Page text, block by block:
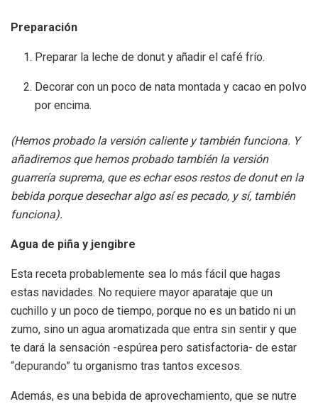
Preparación
Preparar la leche de donut y añadir el café frío.
Decorar con un poco de nata montada y cacao en polvo
por encima.
(Hemos probado la versión caliente y también funciona. Y
añadiremos que hemos probado también la versión
guarrería suprema, que es echar esos restos de donut en la
bebida porque desechar algo así es pecado, y sí, también
funciona).
Agua de piña y jengibre
Esta receta probablemente sea lo más fácil que hagas
estas navidades. No requiere mayor aparataje que un
cuchillo y un poco de tiempo, porque no es un batido ni un
zumo, sino un agua aromatizada que entra sin sentir y que
te dará la sensación -espúrea pero satisfactoria- de estar
“depurando” tu organismo tras tantos excesos.
Además, es una bebida de aprovechamiento, que se nutre